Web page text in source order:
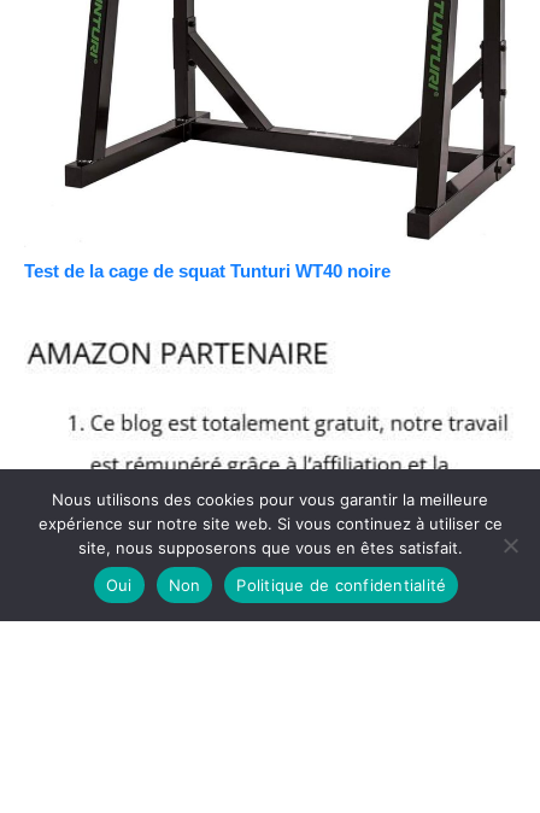
Test de la cage de squat Tunturi WT40 noire
Nous utilisons des cookies pour vous garantir la meilleure
expérience sur notre site web. Si vous continuez à utiliser ce
site, nous supposerons que vous en êtes satisfait.
Oui
Non Politique de confidentialité